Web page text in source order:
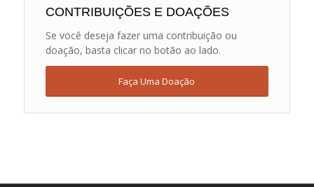
CONTRIBUIÇÕES E DOAÇÕES
Se você deseja fazer uma contribuição ou
doação, basta clicar no botão ao lado.
Faça Uma Doação